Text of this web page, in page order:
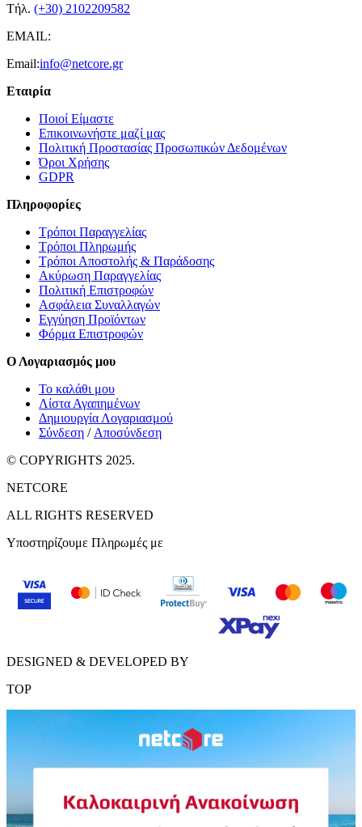
Τήλ. (+30) 2102209582
EMAIL:
Email:info@netcore.gr
Εταιρία
Ποιοί Είμαστε
Επικοινωνήστε μαζί μας
Πολιτική Προστασίας Προσωπικών Δεδομένων
Όροι Χρήσης
GDPR
Πληροφορίες
Τρόποι Παραγγελίας
Τρόποι Πληρωμής
Τρόποι Αποστολής & Παράδοσης
Ακύρωση Παραγγελίας
Πολιτική Επιστροφών
Ασφάλεια Συναλλαγών
Εγγύηση Προϊόντων
Φόρμα Επιστροφών
Ο Λογαριασμός μου
Το καλάθι μου
Λίστα Αγαπημένων
Δημιουργία Λογαριασμού
Σύνδεση / Αποσύνδεση
© COPYRIGHTS 2025.
NETCORE
ALL RIGHTS RESERVED
Υποστηρίζουμε Πληρωμές με
DESIGNED & DEVELOPED BY
TOP